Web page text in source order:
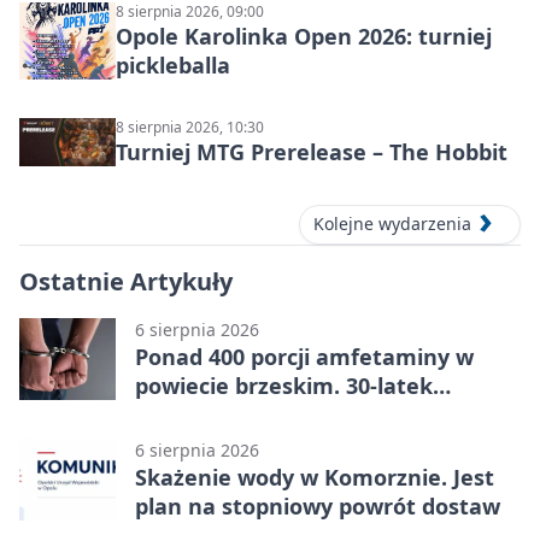
8 sierpnia 2026, 09:00
Opole Karolinka Open 2026: turniej
pickleballa
8 sierpnia 2026, 10:30
Turniej MTG Prerelease – The Hobbit
Kolejne wydarzenia
Ostatnie Artykuły
6 sierpnia 2026
Ponad 400 porcji amfetaminy w
powiecie brzeskim. 30-latek
6 sierpnia 2026
Skażenie wody w Komorznie. Jest
plan na stopniowy powrót dostaw